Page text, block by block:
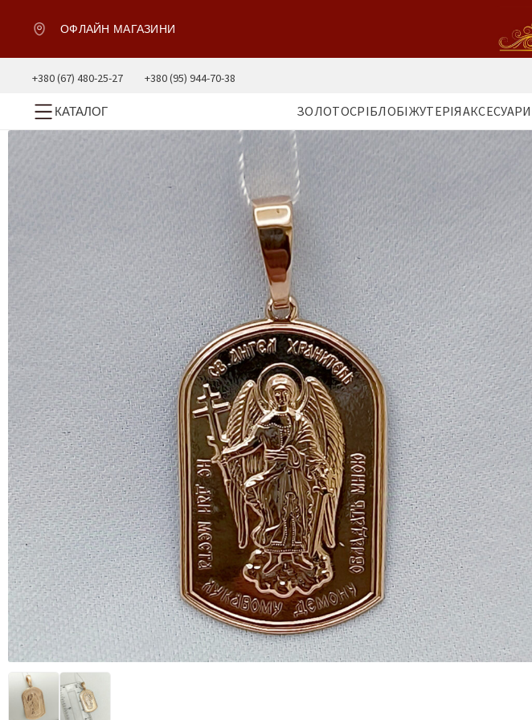
ОФЛАЙН МАГАЗИНИ
+380 (67) 480-25-27 +380 (95) 944-70-38
КАТАЛОГ ЗОЛОТОСРІБЛОБІЖУТЕРІЯАКСЕСУАРИ